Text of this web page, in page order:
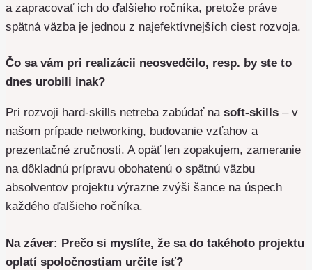
a zapracovať ich do ďalšieho ročníka, pretože práve
spätná väzba je jednou z najefektívnejších ciest rozvoja.
Čo sa vám pri realizácii neosvedčilo, resp. by ste to
dnes urobili inak?
Pri rozvoji hard-skills netreba zabúdať na soft-skills – v
našom prípade networking, budovanie vzťahov a
prezentačné zručnosti. A opäť len zopakujem, zameranie
na dôkladnú prípravu obohatenú o spätnú väzbu
absolventov projektu výrazne zvýši šance na úspech
každého ďalšieho ročníka.
Na záver: Prečo si myslíte, že sa do takéhoto projektu
oplatí spoločnostiam určite ísť?